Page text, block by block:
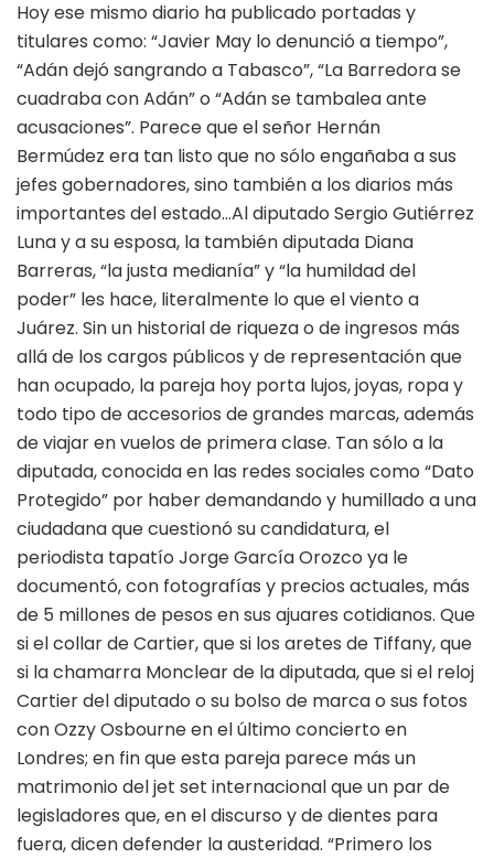
Hoy ese mismo diario ha publicado portadas y
titulares como: “Javier May lo denunció a tiempo”,
“Adán dejó sangrando a Tabasco”, “La Barredora se
cuadraba con Adán” o “Adán se tambalea ante
acusaciones”. Parece que el señor Hernán
Bermúdez era tan listo que no sólo engañaba a sus
jefes gobernadores, sino también a los diarios más
importantes del estado…Al diputado Sergio Gutiérrez
Luna y a su esposa, la también diputada Diana
Barreras, “la justa medianía” y “la humildad del
poder” les hace, literalmente lo que el viento a
Juárez. Sin un historial de riqueza o de ingresos más
allá de los cargos públicos y de representación que
han ocupado, la pareja hoy porta lujos, joyas, ropa y
todo tipo de accesorios de grandes marcas, además
de viajar en vuelos de primera clase. Tan sólo a la
diputada, conocida en las redes sociales como “Dato
Protegido” por haber demandando y humillado a una
ciudadana que cuestionó su candidatura, el
periodista tapatío Jorge García Orozco ya le
documentó, con fotografías y precios actuales, más
de 5 millones de pesos en sus ajuares cotidianos. Que
si el collar de Cartier, que si los aretes de Tiffany, que
si la chamarra Monclear de la diputada, que si el reloj
Cartier del diputado o su bolso de marca o sus fotos
con Ozzy Osbourne en el último concierto en
Londres; en fin que esta pareja parece más un
matrimonio del jet set internacional que un par de
legisladores que, en el discurso y de dientes para
fuera, dicen defender la austeridad. “Primero los